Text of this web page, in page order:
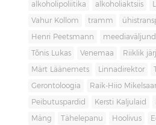
alkoholipoliitika alkoholiaktsiis
Vahur Kollom tramm
Henri Peetsmann meediaväljund
Tõnis Lukas Venemaa Riiklik
Märt Läänemets Linnadirektor
Gerontoloogia Raik-Hiio Mikelsaar
Peibutuspardid Kersti Kaljulaid
Mäng Tähelepanu Hoolivus